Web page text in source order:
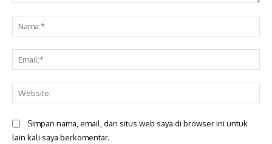
Simpan nama, email, dan situs web saya di browser ini untuk
lain kali saya berkomentar.